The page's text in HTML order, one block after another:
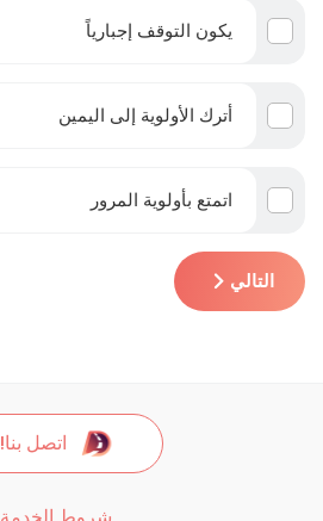
يكون التوقف إجبارياً
أترك الأولوية إلى اليمين
اتمتع بأولوية المرور
التالي
اتصل بنا!